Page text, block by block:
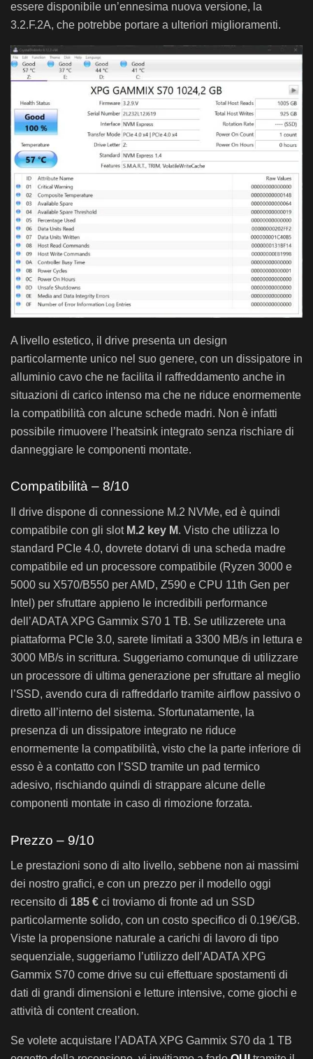
essere disponibile un’ennesima nuova versione, la
3.2.F.2A, che potrebbe portare a ulteriori miglioramenti.
A livello estetico, il drive presenta un design
particolarmente unico nel suo genere, con un dissipatore in
alluminio cavo che ne facilita il raffreddamento anche in
situazioni di carico intenso ma che ne riduce enormemente
la compatibilità con alcune schede madri. Non è infatti
possibile rimuovere l’heatsink integrato senza rischiare di
danneggiare le componenti montate.
Compatibilità – 8/10
Il drive dispone di connessione M.2 NVMe, ed è quindi
compatibile con gli slot M.2 key M. Visto che utilizza lo
standard PCIe 4.0, dovrete dotarvi di una scheda madre
compatibile ed un processore compatibile (Ryzen 3000 e
5000 su X570/B550 per AMD, Z590 e CPU 11th Gen per
Intel) per sfruttare appieno le incredibili performance
dell’ADATA XPG Gammix S70 1 TB. Se utilizzerete una
piattaforma PCIe 3.0, sarete limitati a 3300 MB/s in lettura e
3000 MB/s in scrittura. Suggeriamo comunque di utilizzare
un processore di ultima generazione per sfruttare al meglio
l’SSD, avendo cura di raffreddarlo tramite airflow passivo o
diretto all’interno del sistema. Sfortunatamente, la
presenza di un dissipatore integrato ne riduce
enormemente la compatibilità, visto che la parte inferiore di
esso è a contatto con l’SSD tramite un pad termico
adesivo, rischiando quindi di strappare alcune delle
componenti montate in caso di rimozione forzata.
Prezzo – 9/10
Le prestazioni sono di alto livello, sebbene non ai massimi
dei nostro grafici, e con un prezzo per il modello oggi
recensito di 185 € ci troviamo di fronte ad un SSD
particolarmente solido, con un costo specifico di 0.19€/GB.
Viste la propensione naturale a carichi di lavoro di tipo
sequenziale, suggeriamo l’utilizzo dell’ADATA XPG
Gammix S70 come drive su cui effettuare spostamenti di
dati di grandi dimensioni e letture intensive, come giochi e
attività di content creation.
Se volete acquistare l’ADATA XPG Gammix S70 da 1 TB